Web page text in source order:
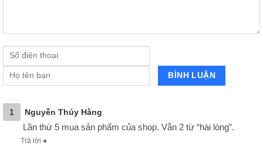
1 Nguyễn Thúy Hằng
Lần thứ 5 mua sản phẩm của shop. Vẫn 2 từ “hài lòng”.
Trả lời ●